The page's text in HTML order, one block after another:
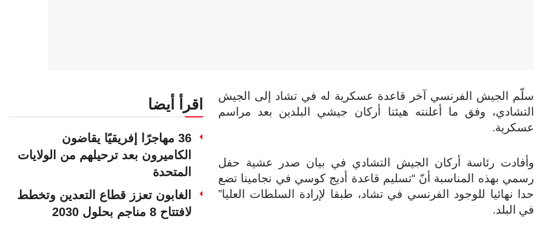
اقرأ أيضا
36 مهاجرًا إفريقيًا يقاضون
الكاميرون بعد ترحيلهم من الولايات
المتحدة
الغابون تعزز قطاع التعدين وتخطط
لافتتاح 8 مناجم بحلول 2030
سلّم الجيش الفرنسي آخر قاعدة عسكرية له في تشاد إلى الجيش
التشادي، وفق ما أعلنته هيئتا أركان جيشي البلدين بعد مراسم
عسكرية.
وأفادت رئاسة أركان الجيش التشادي في بيان صدر عشية حفل
رسمي بهذه المناسبة أنّ “تسليم قاعدة أديج كوسي في نجامينا تضع
حدا نهائيا للوجود الفرنسي في تشاد، طبقا لإرادة السلطات العليا”
في البلد.